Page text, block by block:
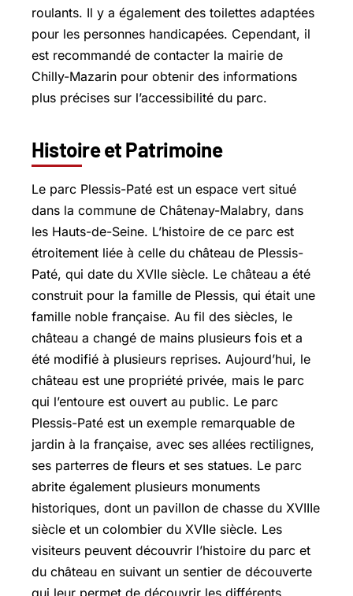
roulants. Il y a également des toilettes adaptées
pour les personnes handicapées. Cependant, il
est recommandé de contacter la mairie de
Chilly-Mazarin pour obtenir des informations
plus précises sur l’accessibilité du parc.
Histoire et Patrimoine
Le parc Plessis-Paté est un espace vert situé
dans la commune de Châtenay-Malabry, dans
les Hauts-de-Seine. L’histoire de ce parc est
étroitement liée à celle du château de Plessis-
Paté, qui date du XVIIe siècle. Le château a été
construit pour la famille de Plessis, qui était une
famille noble française. Au fil des siècles, le
château a changé de mains plusieurs fois et a
été modifié à plusieurs reprises. Aujourd’hui, le
château est une propriété privée, mais le parc
qui l’entoure est ouvert au public. Le parc
Plessis-Paté est un exemple remarquable de
jardin à la française, avec ses allées rectilignes,
ses parterres de fleurs et ses statues. Le parc
abrite également plusieurs monuments
historiques, dont un pavillon de chasse du XVIIIe
siècle et un colombier du XVIIe siècle. Les
visiteurs peuvent découvrir l’histoire du parc et
du château en suivant un sentier de découverte
qui leur permet de découvrir les différents